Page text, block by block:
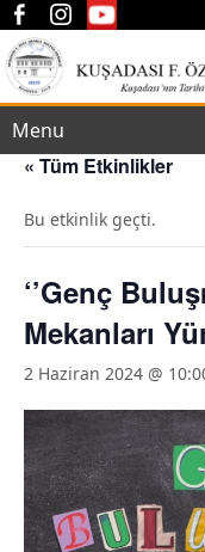
Menu
« Tüm Etkinlikler
Bu etkinlik geçti.
‘’Genç
Mekanları
2 Haziran 2024 @